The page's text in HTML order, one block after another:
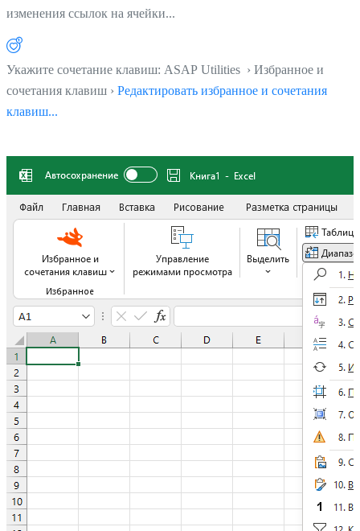
изменения ссылок на ячейки...
Укажите сочетание клавиш: ASAP Utilities › Избранное и
сочетания клавиш › Редактировать избранное и сочетания
клавиш...